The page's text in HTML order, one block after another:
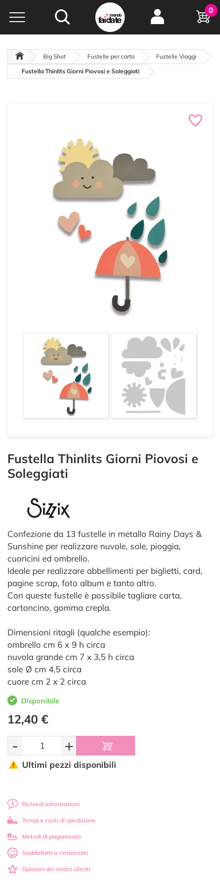
Hobby e
creatività...
oltre 15 anni online
0
Big Shot Fustelle per carta
Fustelle Viaggi
Fustella Thinlits Giorni Piovosi e Soleggiati
Fustella Thinlits Giorni Piovosi e
Soleggiati
Confezione da 13 fustelle in metallo Rainy Days &
Sunshine per realizzare nuvole, sole, pioggia,
cuoricini ed ombrello.
Ideale per realizzare abbellimenti per biglietti, card,
pagine scrap, foto album e tanto altro.
Con queste fustelle è possibile tagliare carta,
cartoncino, gomma crepla.
Dimensioni ritagli (qualche esempio):
ombrello cm 6 x 9 h circa
nuvola grande cm 7 x 3,5 h circa
sole Ø cm 4,5 circa
cuore cm 2 x 2 circa
Disponibile
12,40 €
- +
Ultimi pezzi disponibili
Richiedi informazioni
Tempi e costi di spedizione
Metodi di pagamento
Soddisfatti o rimborsati
Opinioni dei nostri clienti